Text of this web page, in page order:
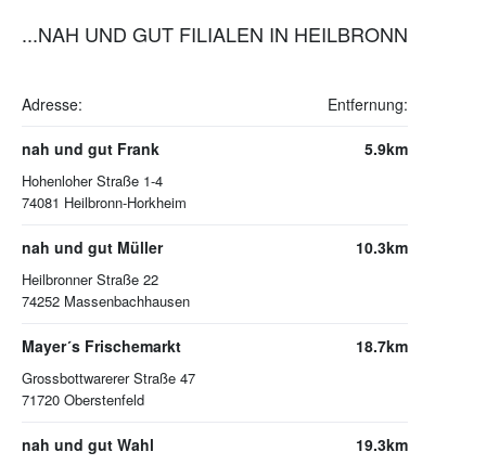
...NAH UND GUT FILIALEN IN HEILBRONN
Adresse: Entfernung:
nah und gut Frank
Hohenloher Straße 1-4
74081 Heilbronn-Horkheim
5.9km
nah und gut Müller
Heilbronner Straße 22
74252 Massenbachhausen
10.3km
Mayer´s Frischemarkt
Grossbottwarerer Straße 47
71720 Oberstenfeld
18.7km
nah und gut Wahl 19.3km